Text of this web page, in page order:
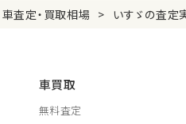
車査定・買取相場 いすゞの査定
車買取
無料査定